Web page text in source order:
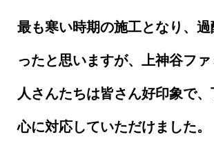
最も寒い時期の施工となり、
ったと思いますが、上神谷フ
人さんたちは皆さん好印象で
心に対応していただけました。